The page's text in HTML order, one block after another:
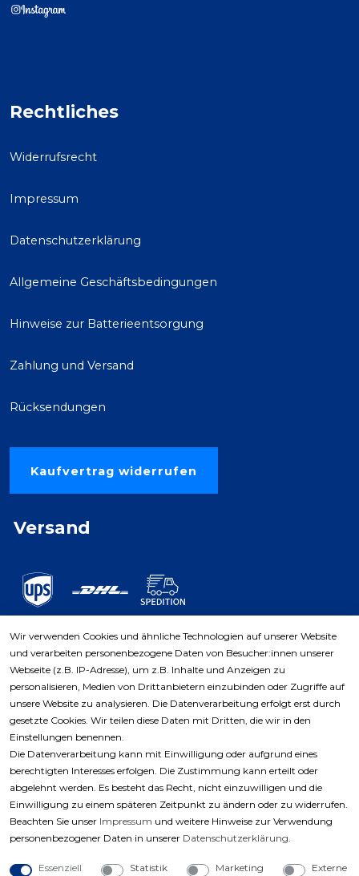
Rechtliches
Widerrufsrecht
Impressum
Datenschutzerklärung
Allgemeine Geschäftsbedingungen
Hinweise zur Batterieentsorgung
Zahlung und Versand
Rücksendungen
Kaufvertrag widerrufen
Versand
Zahlungsarten
Wir verwenden Cookies und ähnliche Technologien auf unserer Website
und verarbeiten personenbezogene Daten von Besucher:innen unserer
Webseite (z.B. IP-Adresse), um z.B. Inhalte und Anzeigen zu
personalisieren, Medien von Drittanbietern einzubinden oder Zugriffe auf
unsere Website zu analysieren. Die Datenverarbeitung erfolgt erst durch
gesetzte Cookies. Wir teilen diese Daten mit Dritten, die wir in den
Einstellungen benennen.
Die Datenverarbeitung kann mit Einwilligung oder aufgrund eines
berechtigten Interesses erfolgen. Die Zustimmung kann erteilt oder
abgelehnt werden. Es besteht das Recht, nicht einzuwilligen und die
Einwilligung zu einem späteren Zeitpunkt zu ändern oder zu widerrufen.
Beachten Sie unser Impressum und weitere Hinweise zur Verwendung
personenbezogener Daten in unserer Daten­schutz­erklärung.
Essenziell Statistik Marketing Externe